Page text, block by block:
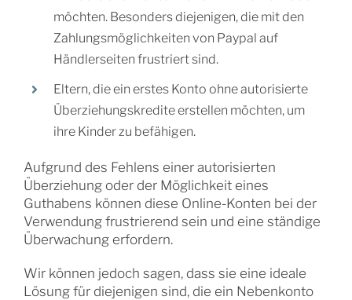
möchten. Besonders diejenigen, die mit den
Zahlungsmöglichkeiten von Paypal auf
Händlerseiten frustriert sind.
Eltern, die ein erstes Konto ohne autorisierte
Überziehungskredite erstellen möchten, um
ihre Kinder zu befähigen.
Aufgrund des Fehlens einer autorisierten
Überziehung oder der Möglichkeit eines
Guthabens können diese Online-Konten bei der
Verwendung frustrierend sein und eine ständige
Überwachung erfordern.
Wir können jedoch sagen, dass sie eine ideale
Lösung für diejenigen sind, die ein Nebenkonto